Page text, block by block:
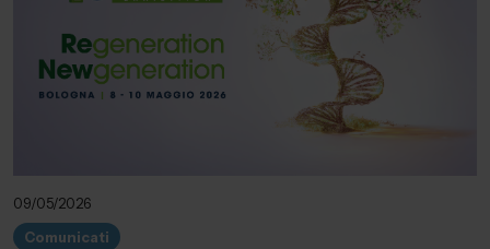
09/05/2026
Comunicati